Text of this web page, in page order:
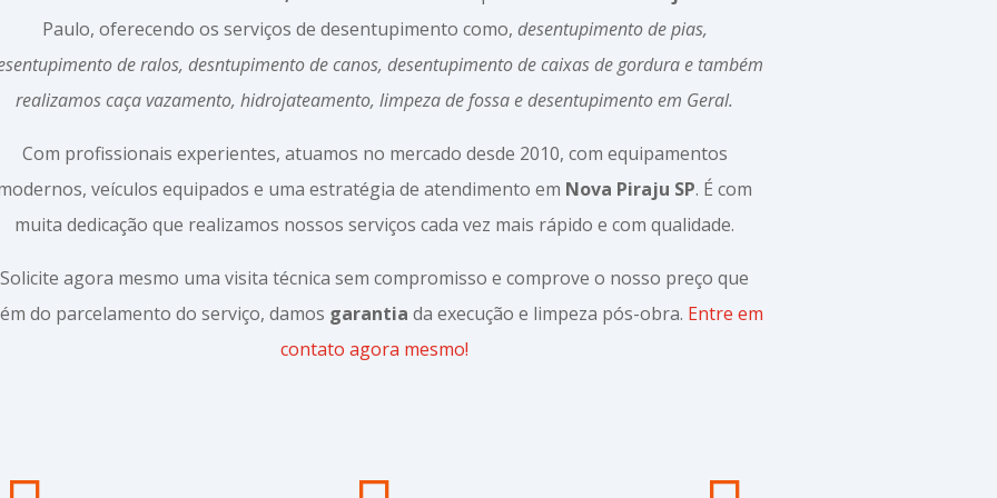
Paulo, oferecendo os serviços de desentupimento como, desentupimento de pias,
de ralos, desntupimento de canos, desentupimento de caixas de gordura e também
realizamos caça vazamento, hidrojateamento, limpeza de fossa e desentupimento em Geral.
Com profissionais experientes, atuamos no mercado desde 2010, com equipamentos
veículos equipados e uma estratégia de atendimento em Nova Piraju SP. É com
muita dedicação que realizamos nossos serviços cada vez mais rápido e com qualidade.
Solicite agora mesmo uma visita técnica sem compromisso e comprove o nosso preço que
do parcelamento do serviço, damos garantia da execução e limpeza pós-obra. Entre em
contato agora mesmo!